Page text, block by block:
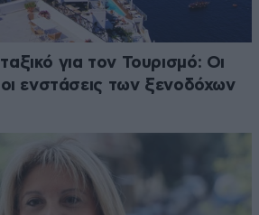
για τον Τουρισμό: Οι
οι ενστάσεις των ξενοδόχων